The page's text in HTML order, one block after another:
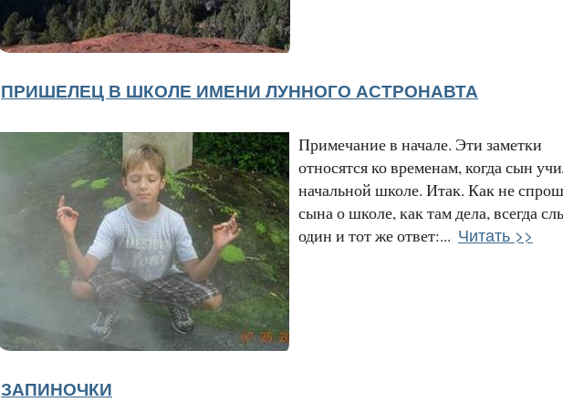
ПРИШЕЛЕЦ В ШКОЛЕ ИМЕНИ ЛУННОГО АСТРОНАВТА
Примечание в начале. Эти заметки
относятся ко временам, когда сын
начальной школе. Итак. Как не
сына о школе, как там дела, всегда
один и тот же ответ:... Читать >>
ЗАПИНОЧКИ